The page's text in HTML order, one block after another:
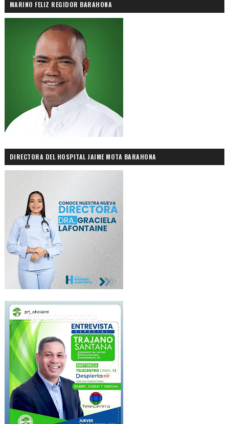
MARINO FELIZ REGIDOR BARAHONA
DIRECTORA DEL HOSPITAL JAIME MOTA BARAHONA